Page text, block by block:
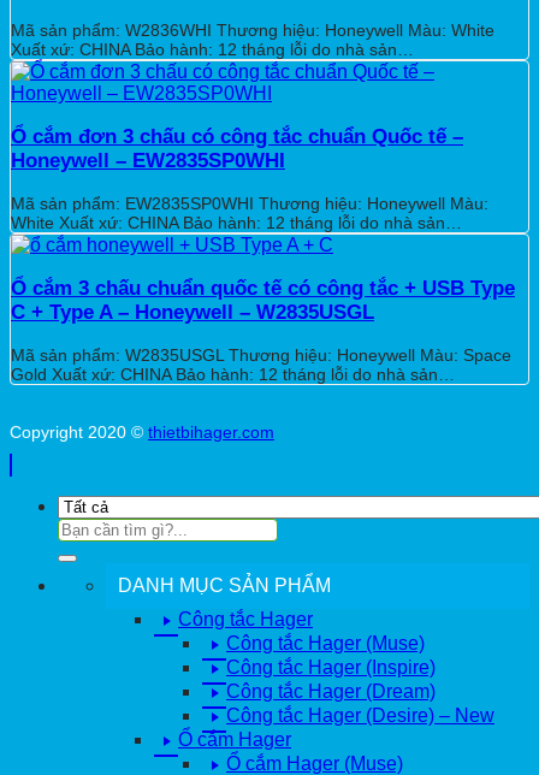
Mã sản phẩm: W2836WHI Thương hiệu: Honeywell Màu: White
Xuất xứ: CHINA Bảo hành: 12 tháng lỗi do nhà sản…
Ổ cắm đơn 3 chấu có công tắc chuẩn Quốc tế –
Honeywell – EW2835SP0WHI
Mã sản phẩm: EW2835SP0WHI Thương hiệu: Honeywell Màu:
White Xuất xứ: CHINA Bảo hành: 12 tháng lỗi do nhà sản…
Ổ cắm 3 chấu chuẩn quốc tế có công tắc + USB Type
C + Type A – Honeywell – W2835USGL
Mã sản phẩm: W2835USGL Thương hiệu: Honeywell Màu: Space
Gold Xuất xứ: CHINA Bảo hành: 12 tháng lỗi do nhà sản…
Copyright 2020 © thietbihager.com
Tìm
DANH MỤC SẢN PHẨM
Công tắc Hager
Công tắc Hager (Muse)
Công tắc Hager (Inspire)
Công tắc Hager (Dream)
Công tắc Hager (Desire) – New
Ổ cắm Hager
Ổ cắm Hager (Muse)